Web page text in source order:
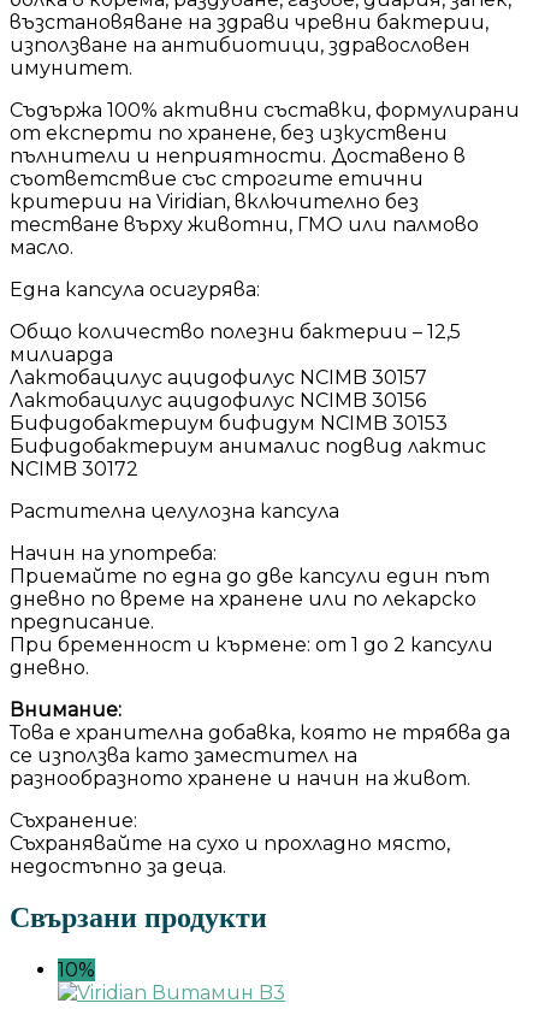
възстановяване на здрави чревни бактерии,
използване на антибиотици, здравословен
имунитет.
Съдържа 100% активни съставки, формулирани
от експерти по хранене, без изкуствени
пълнители и неприятности. Доставено в
съответствие със строгите етични
критерии на Viridian, включително без
тестване върху животни, ГМО или палмово
масло.
Една капсула осигурява:
Общо количество полезни бактерии – 12,5
милиарда
Лактобацилус ацидофилус NCIMB 30157
Лактобацилус ацидофилус NCIMB 30156
Бифидобактериум бифидум NCIMB 30153
Бифидобактериум анималис подвид лактис
NCIMB 30172
Растителна целулозна капсула
Начин на употреба:
Приемайте по една до две капсули един път
дневно по време на хранене или по лекарско
предписание.
При бременност и кърмене: от 1 до 2 капсули
дневно.
Внимание:
Това е хранителна добавка, която не трябва да
се използва като заместител на
разнообразното хранене и начин на живот.
Съхранение:
Съхранявайте на сухо и прохладно място,
недостъпно за деца.
Свързани продукти
10%